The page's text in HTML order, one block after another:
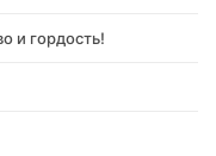
и гордость!